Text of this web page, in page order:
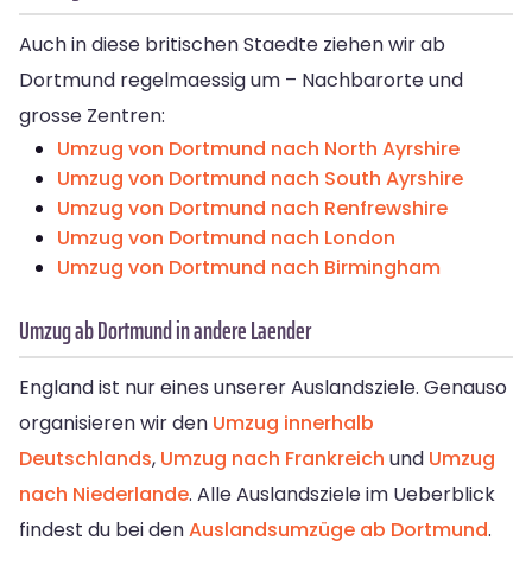
Auch in diese britischen Staedte ziehen wir ab
Dortmund regelmaessig um – Nachbarorte und
grosse Zentren:
Umzug von Dortmund nach North Ayrshire
Umzug von Dortmund nach South Ayrshire
Umzug von Dortmund nach Renfrewshire
Umzug von Dortmund nach London
Umzug von Dortmund nach Birmingham
Umzug ab Dortmund in andere Laender
England ist nur eines unserer Auslandsziele. Genauso
organisieren wir den Umzug innerhalb
Deutschlands, Umzug nach Frankreich und Umzug
nach Niederlande. Alle Auslandsziele im Ueberblick
findest du bei denAuslandsumzüge ab Dortmund.